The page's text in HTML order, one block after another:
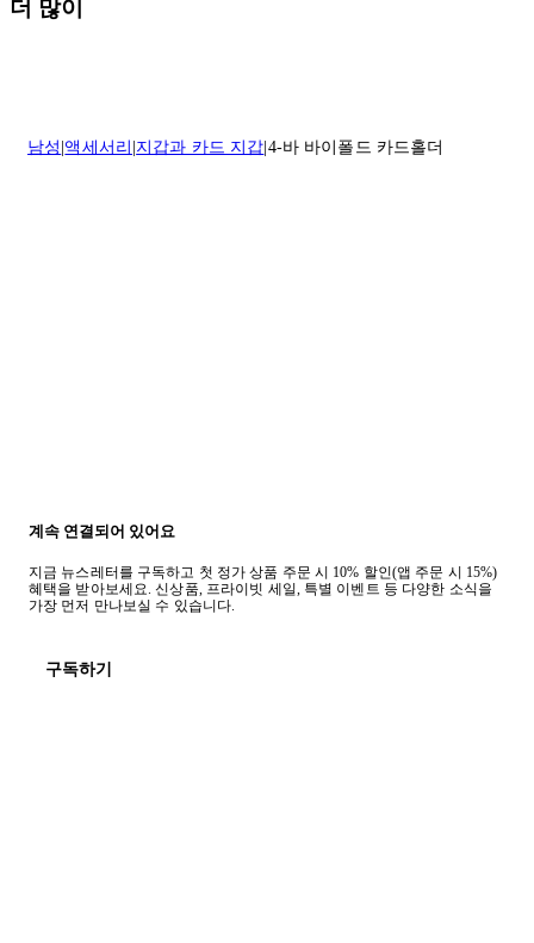
실 수 있습니다.
이 환불해 드리겠습니다.반품 상품은 원래 상태를 유지하고 반드시
더 많이
남성 액세서리 지갑과 카드 지갑 4-바 바이폴드 카드홀더
계속 연결되어 있어요
지금 뉴스레터를 구독하고 첫 정가 상품 주문 시 10% 할인(앱 주문 시 15%)
혜택을 받아보세요. 신상품, 프라이빗 세일, 특별 이벤트 등 다양한 소식을
가장 먼저 만나보실 수 있습니다.
구독하기